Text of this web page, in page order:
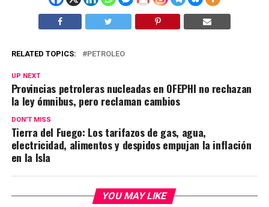
RELATED TOPICS: PETROLEO
UP NEXT
Provincias petroleras nucleadas en OFEPHI no rechazan
la ley ómnibus, pero reclaman cambios
DON'T MISS
Tierra del Fuego: Los tarifazos de gas, agua,
electricidad, alimentos y despidos empujan la inflación
en la Isla
YOU MAY LIKE